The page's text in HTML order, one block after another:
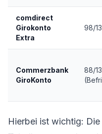
comdirect
Girokonto
Extra
98/
Commerzbank
GiroKonto
88/
Hierbei ist wichtig: